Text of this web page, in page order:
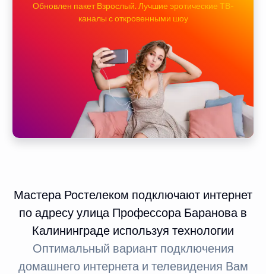
Обновлен пакет Взрослый. Лучшие эротические ТВ-
каналы с откровенными шоу
Мастера Ростелеком подключают интернет
по адресу улица Профессора Баранова в
Калининграде используя технологии
Оптимальный вариант подключения
домашнего интернета и телевидения Вам